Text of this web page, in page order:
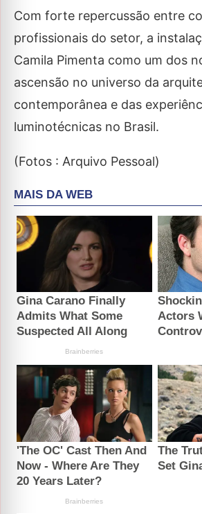
Com forte repercussão entre
profissionais do setor, a
Camila Pimenta como um dos
ascensão no universo da
contemporânea e das
luminotécnicas no Brasil.
(Fotos : Arquivo Pessoal)